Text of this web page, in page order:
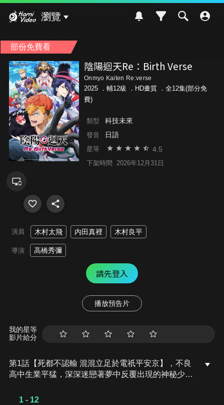
瀏覽
部份免費看
陰陽迴天Re：Birth Verse
Onmyo Kaiten Re:verse
2025 ． 輔12級
．HD畫質 ．全12集(部分免
費)
類型 科技未來
發音 日語
星等 4.5
下架時間 2026年12月31日
演員 木村太飛 内田真裡 木村良平
導演 高橋秀彌
請先登入
播放預告片
我的星等
影片給分
第1話【死都不認輸 混混立足於電祇平安京】，不良
高中生業平猛，深深迷戀著夢中反覆出現的神秘少
落，醒來時卻發現愛慕的月宮站在自己的面前！後來
1 - 12